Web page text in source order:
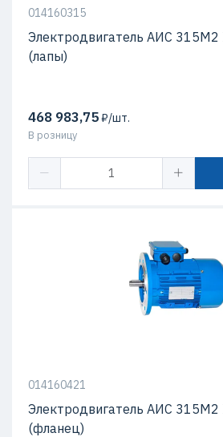
014160315
Электродвигатель АИС
(лапы)
468 983,75₽/шт.
В розницу
014160421
Электродвигатель АИС
(фланец)